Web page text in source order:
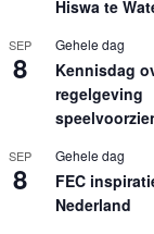
Hiswa te
SEP
8
Gehele dag
Kennisdag
regelgeving
SEP
8
Gehele dag
FEC
Nederland